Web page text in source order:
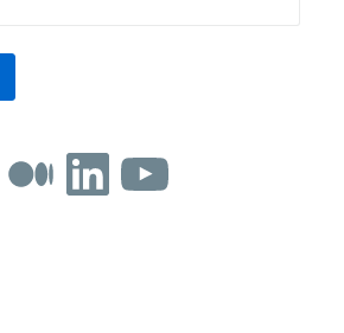
Средний
LinkedIn